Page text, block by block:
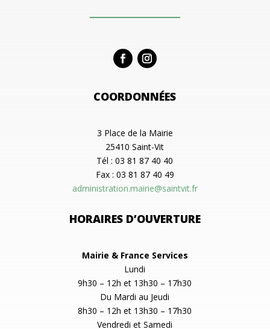
COORDONNÉES
3 Place de la Mairie
25410 Saint-Vit
Tél : 03 81 87 40 40
Fax : 03 81 87 40 49
administration.mairie@saintvit.fr
HORAIRES D’OUVERTURE
Mairie & France Services
Lundi
9h30 – 12h et 13h30 – 17h30
Du Mardi au Jeudi
8h30 – 12h et 13h30 – 17h30
Vendredi et Samedi